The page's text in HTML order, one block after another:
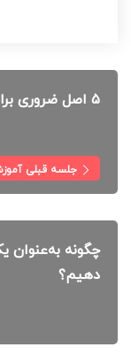
۵ اصل ضروری برای ارتقای برند کارفرمایی
جلسه قبلی
چگونه به‌عنوان
دهیم؟